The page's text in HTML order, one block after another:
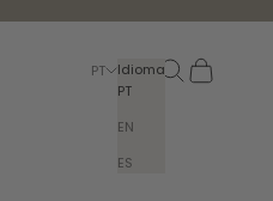
PT
Idioma
PT
EN
ES
Pesquisar
Carrinho